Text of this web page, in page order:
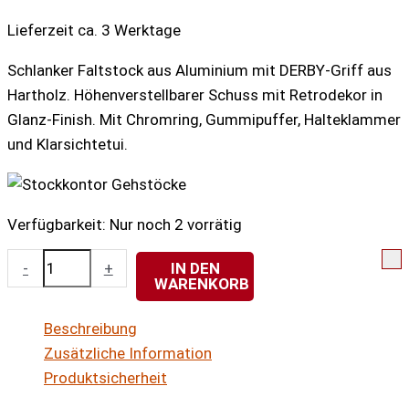
Lieferzeit ca. 3 Werktage
Schlanker Faltstock aus Aluminium mit DERBY-Griff aus
Hartholz. Höhenverstellbarer Schuss mit Retrodekor in
Glanz-Finish. Mit Chromring, Gummipuffer, Halteklammer
und Klarsichtetui.
Verfügbarkeit: Nur noch 2 vorrätig
-
Deluxe-
Schlank-
Menge
+
IN DEN
WARENKORB
Beschreibung
Zusätzliche Information
Produktsicherheit